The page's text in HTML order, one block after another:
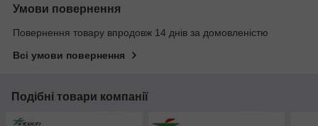
Умови повернення
Повернення товару впродовж 14 днів за домовленістю
Всі умови повернення
Подібні товари компанії